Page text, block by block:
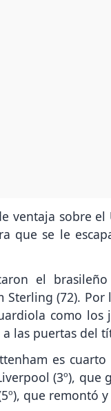
ventaja sobre
que se le
el
Sterling (72).
como
las puertas del
es
(3º), que
que remontó